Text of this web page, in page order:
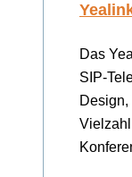
Das
SIP-